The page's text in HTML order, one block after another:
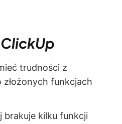
trudności z
złożonych funkcjach
brakuje kilku funkcji